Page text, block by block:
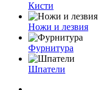
Кисти
Ножи и лезвия
Фурнитура
Шпатели